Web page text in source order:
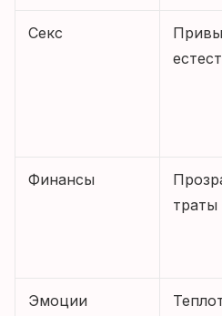
Секс
Финансы
траты
Эмоции